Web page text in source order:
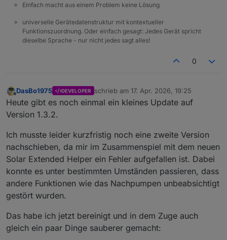
Einfach macht aus einem Problem keine Lösung
universelle Gerätedatenstruktur mit kontextueller
Funktionszuordnung. Oder einfach gesagt: Jedes Gerät spricht
dieselbe Sprache - nur nicht jedes sagt alles!
0
Offline
DasBo1975 DEVELOPER schrieb am 17. Apr. 2026, 19:25
zuletzt editiert von
Heute gibt es noch einmal ein kleines Update auf
Version 1.3.2.
Ich musste leider kurzfristig noch eine zweite Version
nachschieben, da mir im Zusammenspiel mit dem neuen
Solar Extended Helper ein Fehler aufgefallen ist. Dabei
konnte es unter bestimmten Umständen passieren, dass
andere Funktionen wie das Nachpumpen unbeabsichtigt
gestört wurden.
Das habe ich jetzt bereinigt und in dem Zuge auch
gleich ein paar Dinge sauberer gemacht: